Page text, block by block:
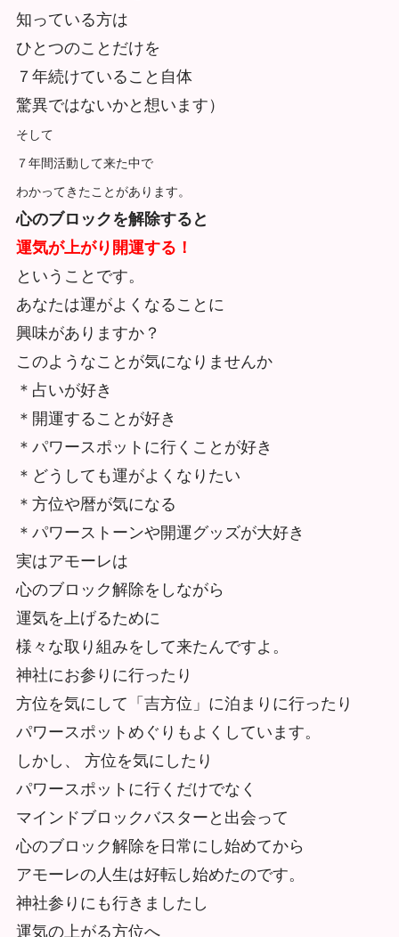
知っている方は
ひとつのことだけを
７年続けていること自体
驚異ではないかと想います）
そして
７年間活動して来た中で
わかってきたことがあります。
心のブロックを解除すると
運気が上がり開運する！
ということです。
あなたは運がよくなることに
興味がありますか？
このようなことが気になりませんか
＊占いが好き
＊開運することが好き
＊パワースポットに行くことが好き
＊どうしても運がよくなりたい
＊方位や暦が気になる
＊パワーストーンや開運グッズが大好き
実はアモーレは
心のブロック解除をしながら
運気を上げるために
様々な取り組みをして来たんですよ。
神社にお参りに行ったり
方位を気にして「吉方位」に泊まりに行ったり
パワースポットめぐりもよくしています。
しかし、 方位を気にしたり
パワースポットに行くだけでなく
マインドブロックバスターと出会って
心のブロック解除を日常にし始めてから
アモーレの人生は好転し始めたのです。
神社参りにも行きましたし
運気の上がる方位へ